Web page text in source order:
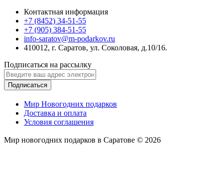
Контактная информация
+7 (8452) 34-51-55
+7 (905) 384-51-55
info-saratov@m-podarkov.ru
410012, г. Саратов, ул. Соколовая, д.10/16.
Подписаться на рассылку
Подписаться
Мир Новогодних подарков
Доставка и оплата
Условия соглашения
Мир новогодних подарков в Саратове © 2026